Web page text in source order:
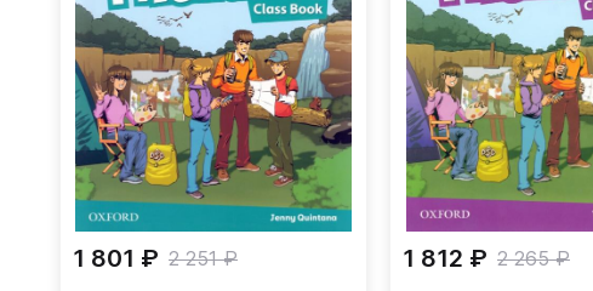
1 801 ₽ 2 251 ₽
1 812 ₽ 2 265 ₽